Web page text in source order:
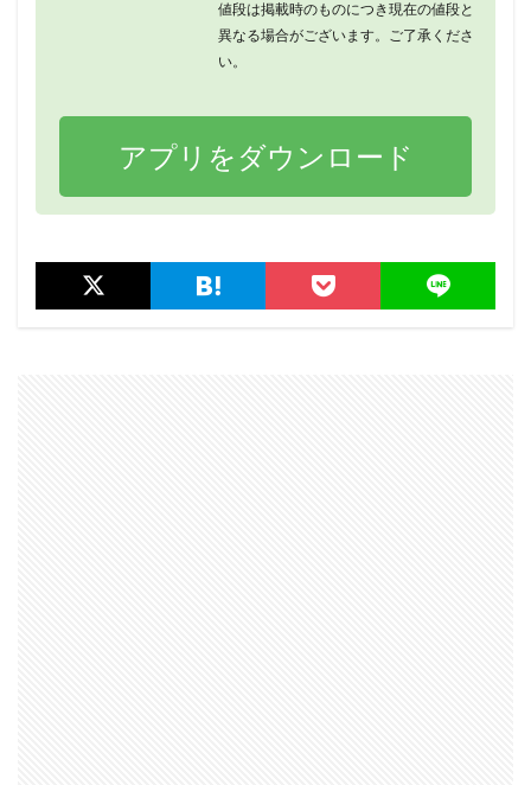
値段は掲載時のものにつき現在の値段と
異なる場合がございます。ご了承くださ
い。
アプリをダウンロード